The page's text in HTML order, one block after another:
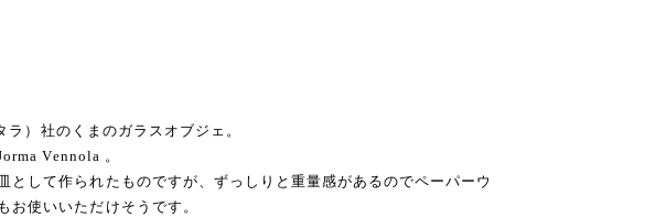
）社のくまのガラスオブジェ。
Vennola 。
として作られたものですが、ずっしりと重量感があるのでペーパーウ
お使いいただけそうです。